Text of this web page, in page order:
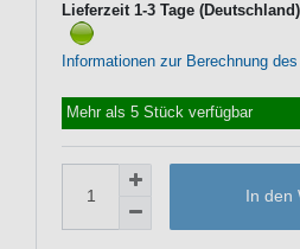
Lieferzeit 1-3 Tage
Informationen zur Berechnung
Mehr als 5 Stück verfügbar
In den